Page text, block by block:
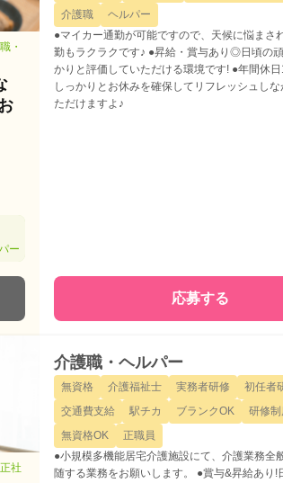
・
ー
介護職
ヘルパー
●マイカー通勤が可能ですので、天候に悩まさ
勤もラクラクです♪ ●昇給・賞与あり◎日頃の
かりと評価していただける環境です! ●年間休
しっかりとお休みを確保してリフレッシュし
ただけますよ♪
応募する
社
介護職・ヘルパー
無資格 介護福祉士 実務者研修
初任者
交通費支給
駅チカ ブランクOK
研修制
無資格OK
正職員
●小規模多機能居宅介護施設にて、介護業務全
随する業務をお願いします。 ●賞与&昇給あり!